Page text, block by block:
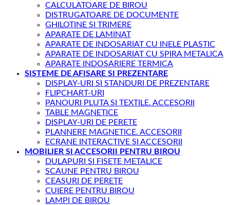
CALCULATOARE DE BIROU
DISTRUGATOARE DE DOCUMENTE
GHILOTINE SI TRIMERE
APARATE DE LAMINAT
APARATE DE INDOSARIAT CU INELE PLASTIC
APARATE DE INDOSARIAT CU SPIRA METALICA
APARATE INDOSARIERE TERMICA
SISTEME DE AFISARE SI PREZENTARE
DISPLAY-URI SI STANDURI DE PREZENTARE
FLIPCHART-URI
PANOURI PLUTA SI TEXTILE. ACCESORII
TABLE MAGNETICE
DISPLAY-URI DE PERETE
PLANNERE MAGNETICE. ACCESORII
ECRANE INTERACTIVE SI ACCESORII
MOBILIER SI ACCESORII PENTRU BIROU
DULAPURI SI FISETE METALICE
SCAUNE PENTRU BIROU
CEASURI DE PERETE
CUIERE PENTRU BIROU
LAMPI DE BIROU